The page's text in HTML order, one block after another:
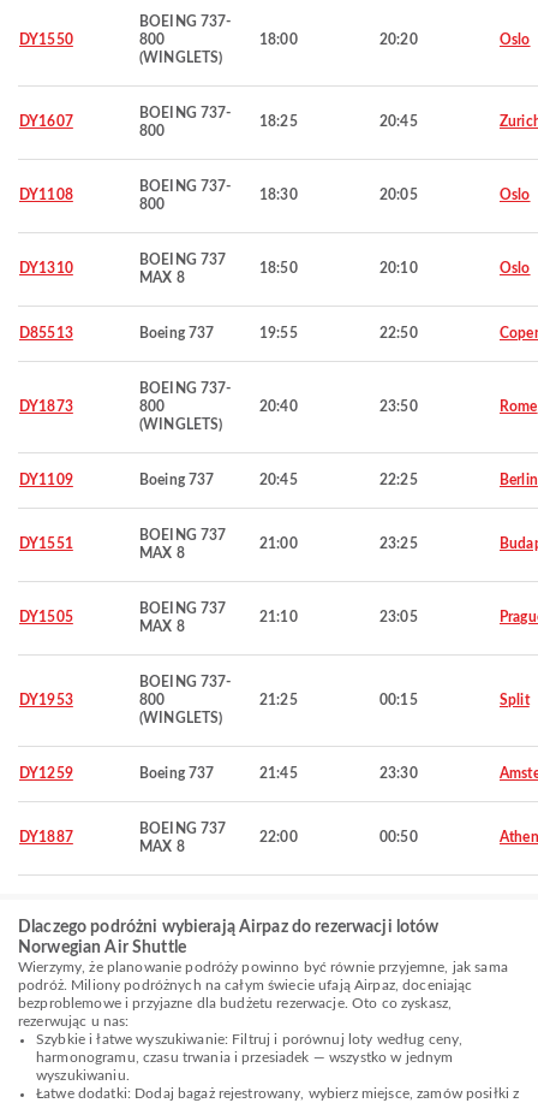
DY1550
BOEING 737-
800
(WINGLETS)
18:00 20:20 Oslo
DY1607
BOEING 737-
800
18:25 20:45
DY1108
BOEING 737-
800
18:30 20:05 Oslo
DY1310
BOEING 737
MAX 8
18:50 20:10 Oslo
D85513 Boeing 737 19:55 22:50
DY1873
BOEING 737-
800
(WINGLETS)
20:40 23:50 Rome
DY1109 Boeing 737 20:45 22:25 Berlin
DY1551
BOEING 737
MAX 8
21:00 23:25
DY1505
BOEING 737
MAX 8
21:10 23:05
DY1953
BOEING 737-
800
(WINGLETS)
21:25 00:15 Split
DY1259 Boeing 737 21:45 23:30
DY1887
BOEING 737
MAX 8
22:00 00:50
Dlaczego podróżni wybierają Airpaz do rezerwacji lotów
Norwegian Air Shuttle
Wierzymy, że planowanie podróży powinno być równie przyjemne, jak sama
podróż. Miliony podróżnych na całym świecie ufają Airpaz, doceniając
bezproblemowe i przyjazne dla budżetu rezerwacje. Oto co zyskasz,
rezerwując u nas:
Szybkie i łatwe wyszukiwanie: Filtruj i porównuj loty według ceny,
harmonogramu, czasu trwania i przesiadek — wszystko w jednym
wyszukiwaniu.
Łatwe dodatki: Dodaj bagaż rejestrowany, wybierz miejsce, zamów posiłki z